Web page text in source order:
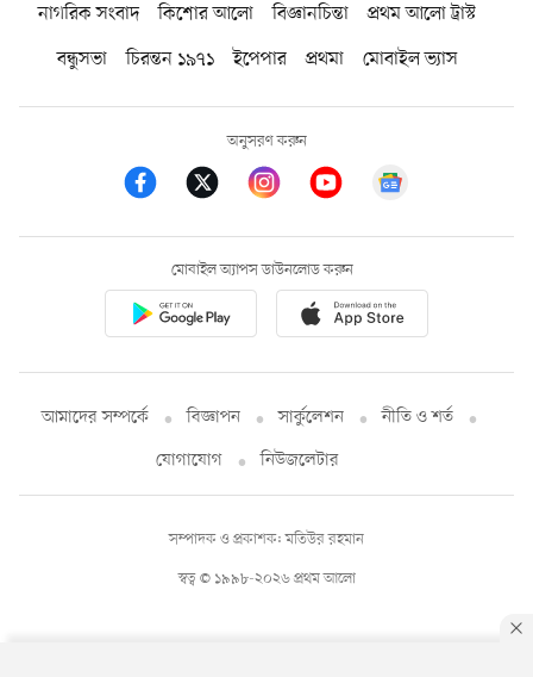
নাগরিক সংবাদ কিশোর আলো বিজ্ঞানচিন্তা
প্রথম আলো ট্রাস্ট
বন্ধুসভা
চিরন্তন ১৯৭১ ইপেপার প্রথমা মোবাইল ভ্যাস
অনুসরণ করুন
মোবাইল অ্যাপস ডাউনলোড করুন
আমাদের সম্পর্কে বিজ্ঞাপন সার্কুলেশন
নীতি ও শর্ত
যোগাযোগ
নিউজলেটার
স্বত্ব © ১৯৯৮-২০২৬ প্রথম আলো
সম্পাদক ও প্রকাশক: মতিউর রহমান